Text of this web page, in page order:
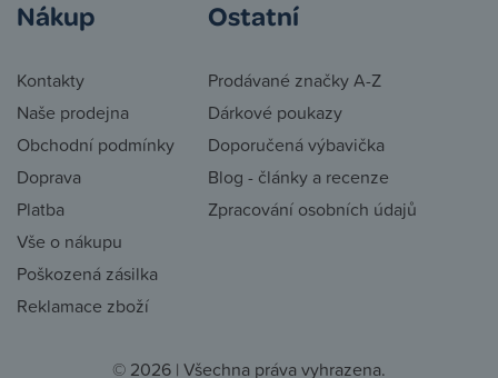
Nákup
Kontakty
Naše prodejna
Obchodní podmínky
Doprava
Platba
Vše o nákupu
Poškozená zásilka
Reklamace zboží
Ostatní
Prodávané značky A-Z
Dárkové poukazy
Doporučená výbavička
Blog - články a recenze
Zpracování osobních údajů
© 2026 | Všechna práva vyhrazena.